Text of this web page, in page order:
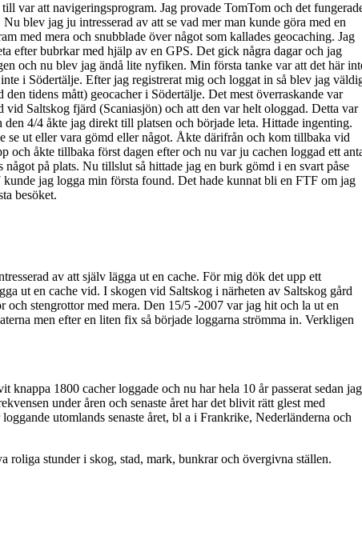
var att navigeringsprogram. Jag provade TomTom och det
blev jag ju intresserad av att se vad mer man kunde göra med en
med mera och snubblade över något som kallades geocaching. Jag
efter bubrkar med hjälp av en GPS. Det gick några dagar och jag
och nu blev jag ändå lite nyfiken. Min första tanke var att det här
i Södertälje. Efter jag registrerat mig och loggat in så blev jag
tidens mått) geocacher i Södertälje. Det mest överraskande var
vid Saltskog fjärd (Scaniasjön) och att den var helt ologgad. Detta var
4/4 åkte jag direkt till platsen och började leta. Hittade ingenting.
se ut eller vara gömd eller något. Åkte därifrån och kom tillbaka vid
och åkte tillbaka först dagen efter och nu var ju cachen loggad ett
något på plats. Nu tillslut så hittade jag en burk gömd i en svart påse
kunde jag logga min första found. Det hade kunnat bli en FTF om jag
besöket.
av att själv lägga ut en cache. För mig dök det upp ett
ut en cache vid. I skogen vid Saltskog i närheten av Saltskog gård
stengrottor med mera. Den 15/5 -2007 var jag hit och la ut en
men efter en liten fix så började loggarna strömma in. Verkligen
knappa 1800 cacher loggade och nu har hela 10 år passerat sedan jag
under åren och senaste året har det blivit rätt glest med
utomlands senaste året, bl a i Frankrike, Nederländerna och
roliga stunder i skog, stad, mark, bunkrar och övergivna ställen.